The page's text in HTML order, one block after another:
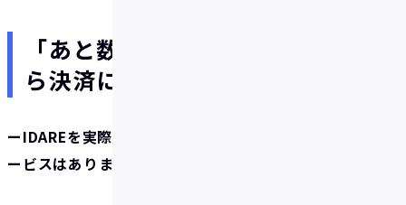
「あと数十万、もっと貯めてか
ら決済に使おう」
ーIDAREを実際に使ってみて便利だと感じた機能やサ
ービスはありますか？